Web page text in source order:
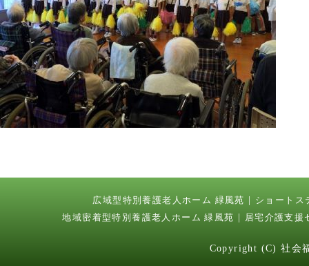
広域型特別養護老人ホーム 緑風苑
ショートス
地域密着型特別養護老人ホーム 緑風苑
居宅介護支援
Copyright (C) 社会